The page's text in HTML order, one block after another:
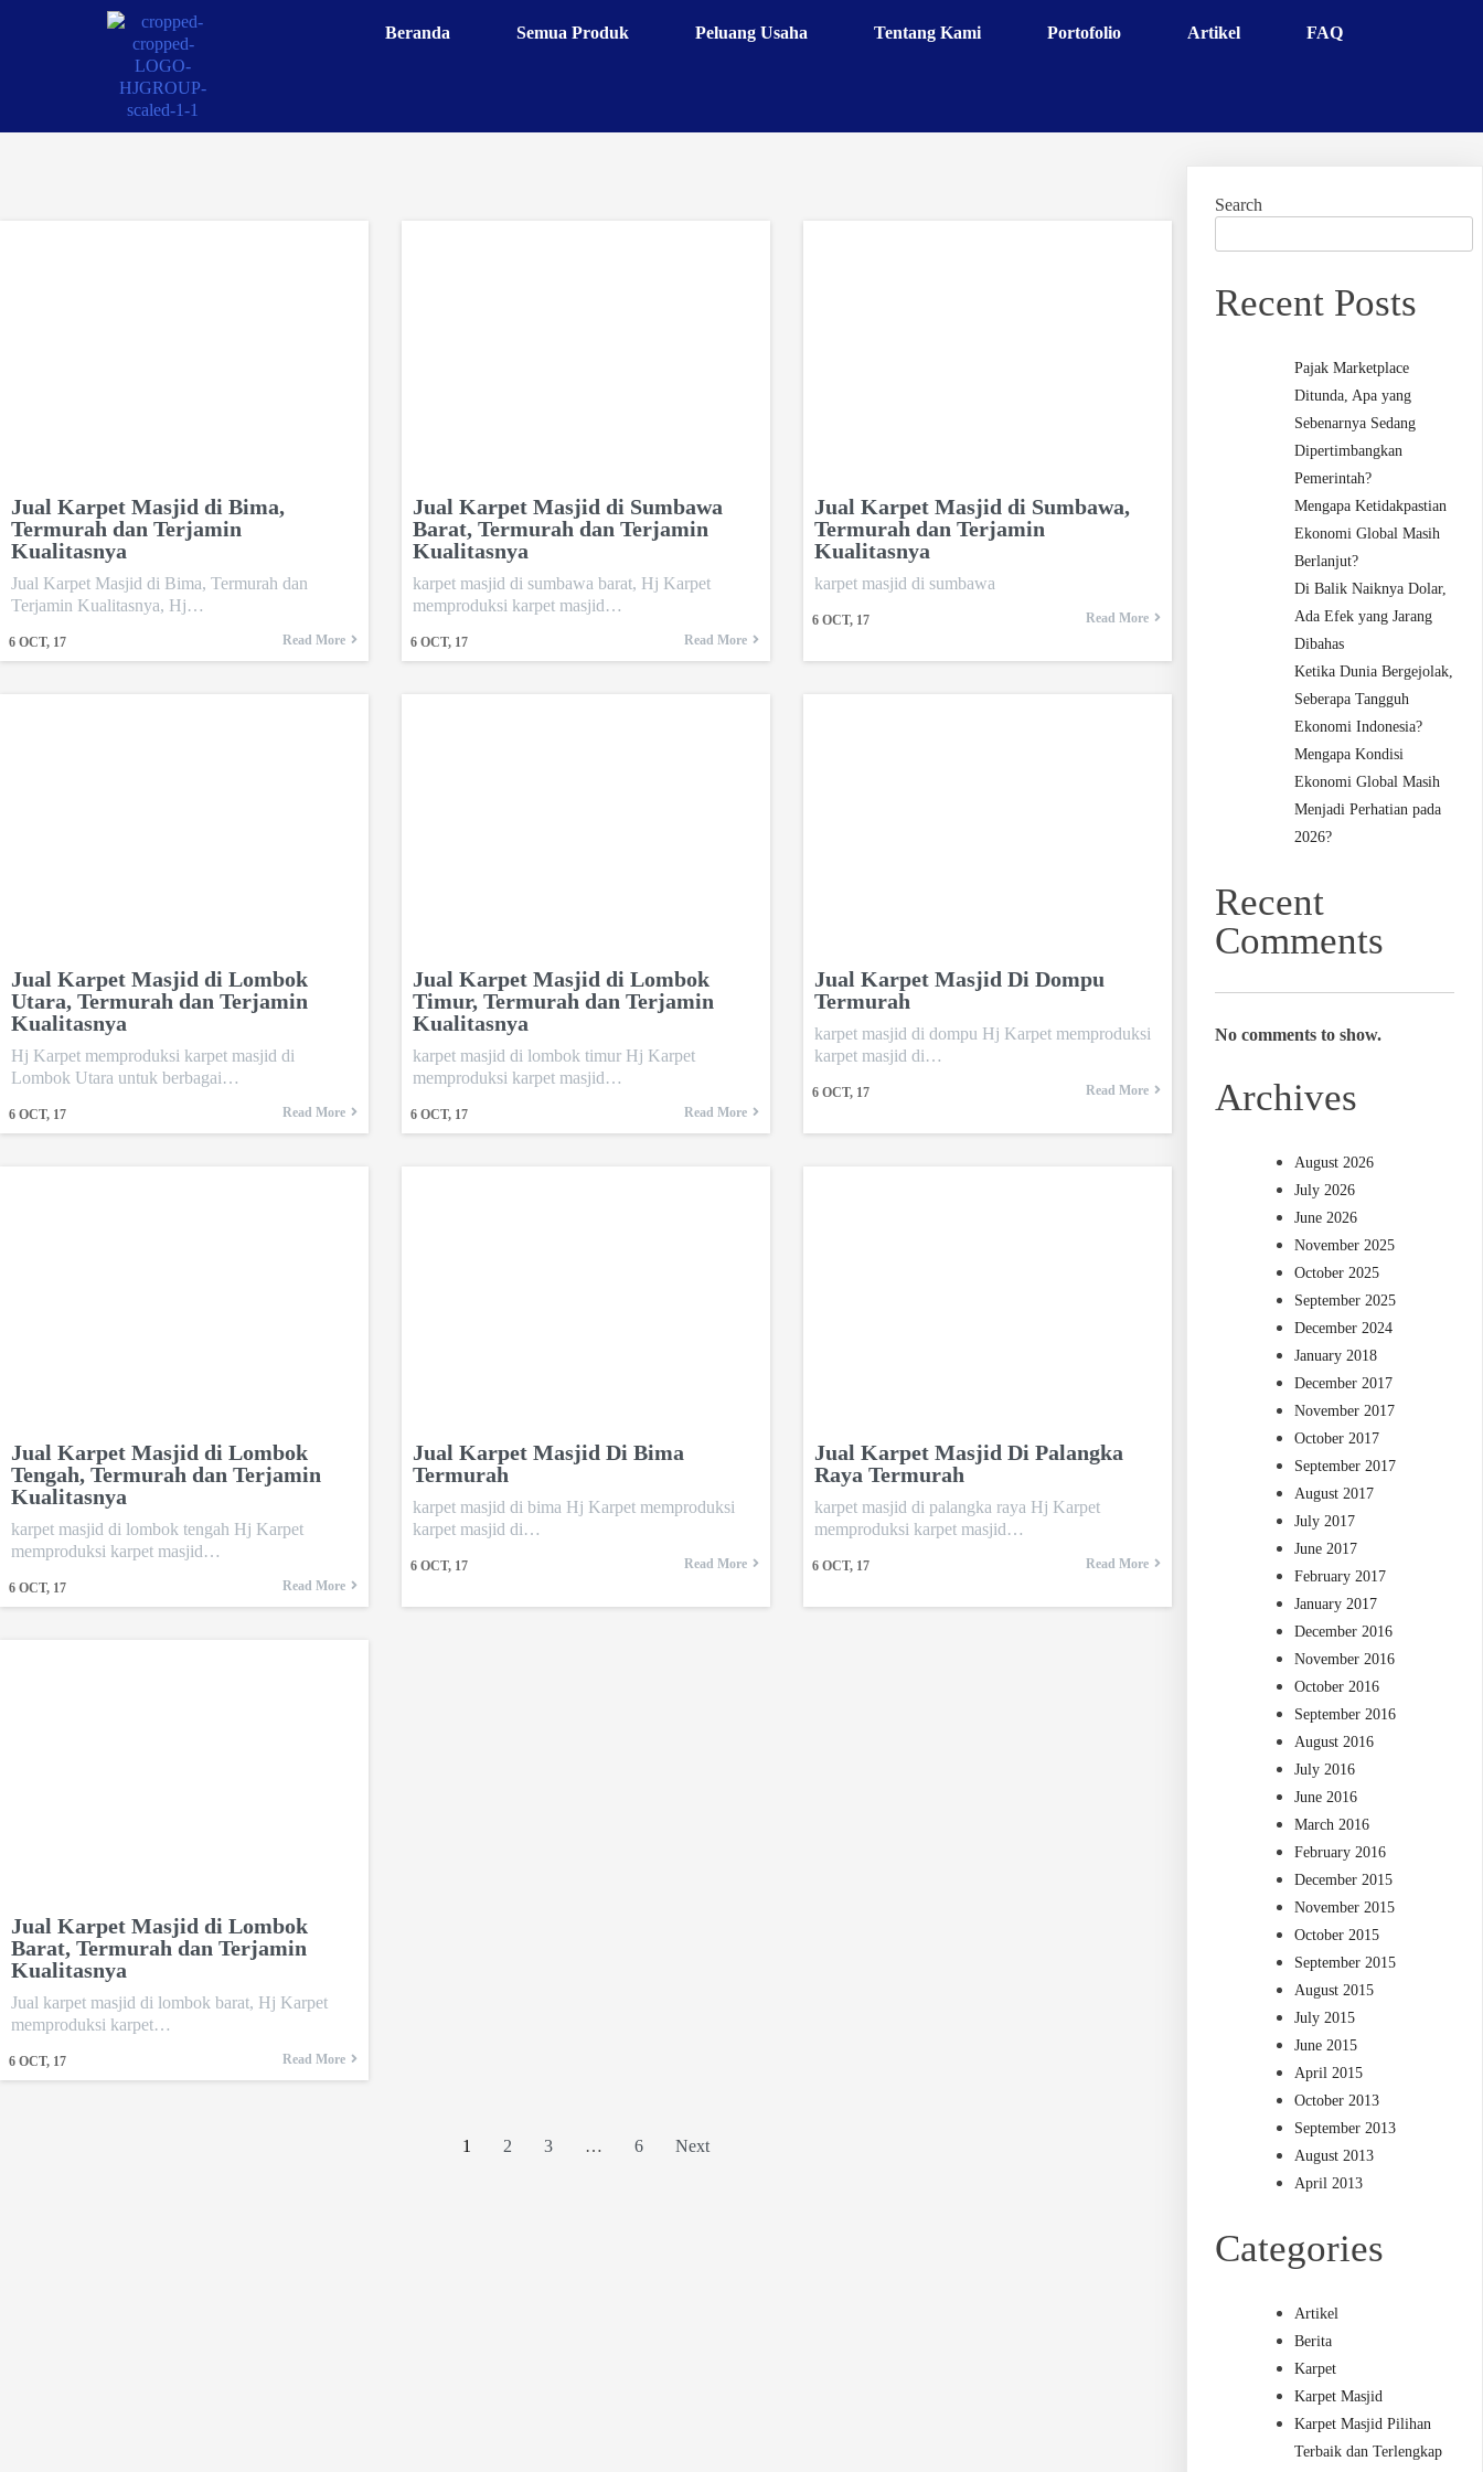
Beranda Semua Produk Peluang Usaha Tentang Kami Portofolio Artikel FAQ
Jual Karpet Masjid di Bima,
Termurah dan Terjamin
Kualitasnya
6 OCT, 17
Jual Karpet Masjid di Bima, Termurah dan
Terjamin Kualitasnya, Hj…
Read More
Jual Karpet Masjid di Sumbawa
Barat, Termurah dan Terjamin
Kualitasnya
6 OCT, 17
karpet masjid di sumbawa barat, Hj Karpet
memproduksi karpet masjid…
Read More
Jual Karpet Masjid di Sumbawa,
Termurah dan Terjamin
Kualitasnya
6 OCT, 17
karpet masjid di sumbawa
Read More
Jual Karpet Masjid di Lombok
Utara, Termurah dan Terjamin
Kualitasnya
6 OCT, 17
Hj Karpet memproduksi karpet masjid di
Lombok Utara untuk berbagai…
Read More
Jual Karpet Masjid di Lombok
Timur, Termurah dan Terjamin
Kualitasnya
6 OCT, 17
karpet masjid di lombok timur Hj Karpet
memproduksi karpet masjid…
Read More
Jual Karpet Masjid Di Dompu
Termurah
6 OCT, 17
karpet masjid di dompu Hj Karpet memproduksi
karpet masjid di…
Read More
Jual Karpet Masjid di Lombok
Tengah, Termurah dan Terjamin
Kualitasnya
6 OCT, 17
karpet masjid di lombok tengah Hj Karpet
memproduksi karpet masjid…
Read More
Jual Karpet Masjid Di Bima
Termurah
6 OCT, 17
karpet masjid di bima Hj Karpet memproduksi
karpet masjid di…
Read More
Jual Karpet Masjid Di Palangka
Raya Termurah
6 OCT, 17
karpet masjid di palangka raya Hj Karpet
memproduksi karpet masjid…
Read More
Jual Karpet Masjid di Lombok
Barat, Termurah dan Terjamin
Kualitasnya
6 OCT, 17
Jual karpet masjid di lombok barat, Hj Karpet
memproduksi karpet…
Read More
1 2 3 … 6 Next
Search
Recent Posts
Pajak Marketplace
Ditunda, Apa yang
Sebenarnya Sedang
Dipertimbangkan
Pemerintah?
Mengapa Ketidakpastian
Ekonomi Global Masih
Berlanjut?
Di Balik Naiknya Dolar,
Ada Efek yang Jarang
Dibahas
Ketika Dunia Bergejolak,
Seberapa Tangguh
Ekonomi Indonesia?
Mengapa Kondisi
Ekonomi Global Masih
Menjadi Perhatian pada
2026?
Recent
Comments
No comments to show.
Archives
August 2026
July 2026
June 2026
November 2025
October 2025
September 2025
December 2024
January 2018
December 2017
November 2017
October 2017
September 2017
August 2017
July 2017
June 2017
February 2017
January 2017
December 2016
November 2016
October 2016
September 2016
August 2016
July 2016
June 2016
March 2016
February 2016
December 2015
November 2015
October 2015
September 2015
August 2015
July 2015
June 2015
April 2015
October 2013
September 2013
August 2013
April 2013
Categories
Artikel
Berita
Karpet
Karpet Masjid
Karpet Masjid Pilihan
Terbaik dan Terlengkap